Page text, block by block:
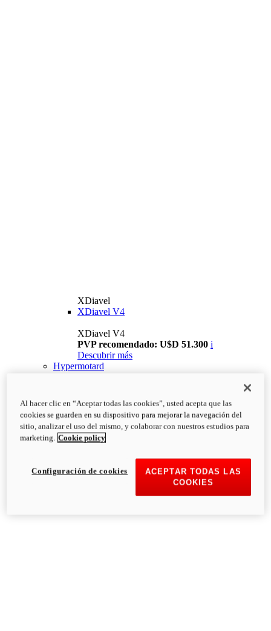
XDiavel
XDiavel V4
XDiavel V4
PVP recomendado: U$D 51.300 i
Descubrir más
Hypermotard
Al hacer clic en “Aceptar todas las cookies”, usted acepta que las
cookies se guarden en su dispositivo para mejorar la navegación del
sitio, analizar el uso del mismo, y colaborar con nuestros estudios para
marketing. Cookie policy
ACEPTAR TODAS LAS
COOKIES
Configuración de cookies